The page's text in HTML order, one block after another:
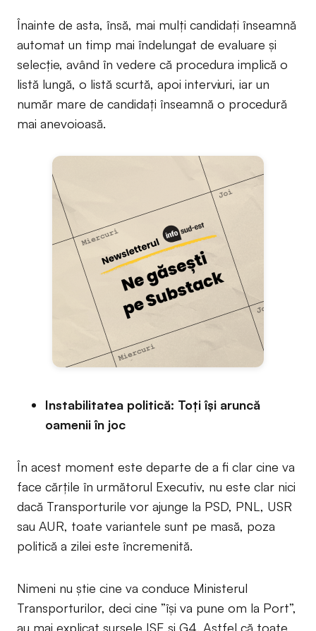
Înainte de asta, însă, mai mulți candidați înseamnă
automat un timp mai îndelungat de evaluare și
selecție, având în vedere că procedura implică o
listă lungă, o listă scurtă, apoi interviuri, iar un
număr mare de candidați înseamnă o procedură
mai anevoioasă.
Instabilitatea politică: Toți își aruncă
oamenii în joc
În acest moment este departe de a fi clar cine va
face cărțile în următorul Executiv, nu este clar nici
dacă Transporturile vor ajunge la PSD, PNL, USR
sau AUR, toate variantele sunt pe masă, poza
politică a zilei este încremenită.
Nimeni nu știe cine va conduce Ministerul
Transporturilor, deci cine ”își va pune om la Port”,
au mai explicat sursele ISE și G4. Astfel că toate